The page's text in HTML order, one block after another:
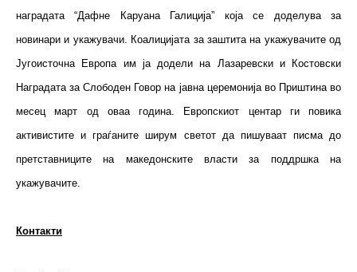
наградата “Дафне Каруана Галиција” која се доделува за
новинари и укажувачи. Коалицијата за заштита на укажувачите од
Југоисточна Европа им ја додели на Лазаревски и Костовски
Наградата за Слободен Говор на јавна церемонија во Приштина во
месец март од оваа година. Европскиот центар ги повика
активистите и граѓаните ширум светот да пишуваат писма до
претставниците на македонските власти за поддршка на
укажувачите.
Контакти